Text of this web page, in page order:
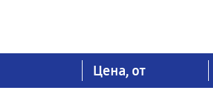
Цена, от